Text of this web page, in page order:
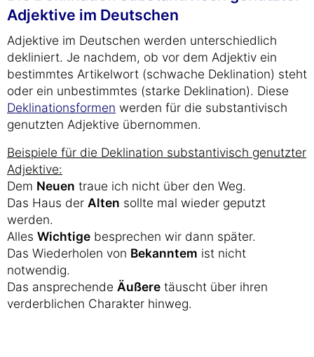
Adjektive im Deutschen
Adjektive im Deutschen werden unterschiedlich
dekliniert. Je nachdem, ob vor dem Adjektiv ein
bestimmtes Artikelwort (schwache Deklination) steht
oder ein unbestimmtes (starke Deklination). Diese
Deklinationsformen werden für die substantivisch
genutzten Adjektive übernommen.
Beispiele für die Deklination substantivisch genutzter
Adjektive:
Dem Neuen traue ich nicht über den Weg.
Das Haus der Alten sollte mal wieder geputzt
werden.
Alles Wichtige besprechen wir dann später.
Das Wiederholen von Bekanntem ist nicht
notwendig.
Das ansprechende Äußere täuscht über ihren
verderblichen Charakter hinweg.